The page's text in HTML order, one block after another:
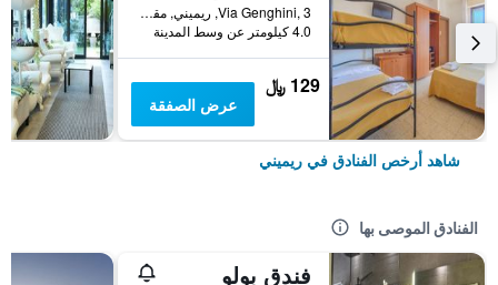
Via Genghini, 3, ريميني, مقاطعة ريميني, إيطاليا
4.0 كيلومتر عن وسط المدينة
129 ﷼
عرض الصفقة
شاهد أرخص الفنادق في ريميني
الفنادق الموصى بها
فندق بولو